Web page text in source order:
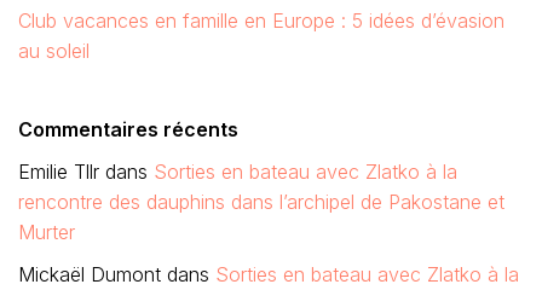
Club vacances en famille en Europe : 5 idées d’évasion
au soleil
Commentaires récents
Emilie Tllr dans Sorties en bateau avec Zlatko à la
rencontre des dauphins dans l’archipel de Pakostane et
Murter
Mickaël Dumont dans Sorties en bateau avec Zlatko à la